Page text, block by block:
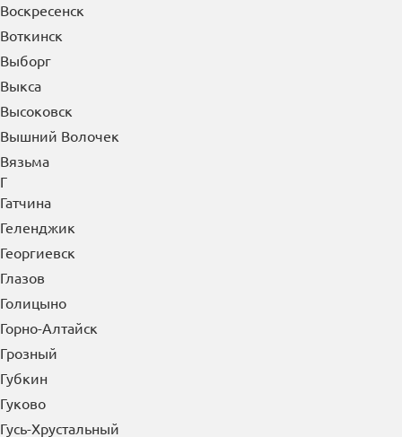
Воскресенск
Воткинск
Выборг
Выкса
Высоковск
Вышний Волочек
Вязьма
Г
Гатчина
Геленджик
Георгиевск
Глазов
Голицыно
Горно-Алтайск
Грозный
Губкин
Гуково
Гусь-Хрустальный